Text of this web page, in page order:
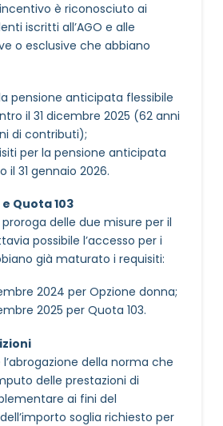
è riconosciuto ai
iscritti all’AGO e alle
o esclusive che abbiano
pensione anticipata flessibile
il 31 dicembre 2025 (62 anni
di contributi);
per la pensione anticipata
il 31 gennaio 2026.
Quota 103
delle due misure per il
possibile l’accesso per i
già maturato i requisiti:
2024 per Opzione donna;
2025 per Quota 103.
della norma che
delle prestazioni di
ai fini del
soglia richiesto per